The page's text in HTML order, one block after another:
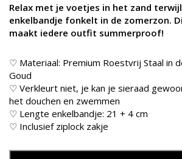
Relax met je voetjes in het zand
enkelbandje fonkelt in de zomerzon.
maakt iedere outfit summerproof!
♡ Materiaal: Premium Roestvrij Staal in
Goud
♡ Verkleurt niet, je kan je sieraad
het douchen en zwemmen
♡ Lengte enkelbandje: 21 + 4 cm
♡ Inclusief ziplock zakje